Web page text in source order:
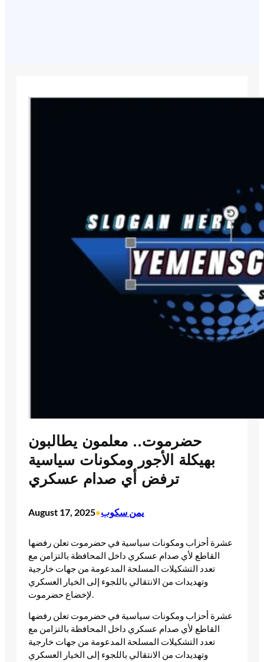
حضرموت.. معلمون يطالبون
بهيكلة الأجور ومكونات سياسية
ترفض أي صدام عسكري
August 17, 2025•يمن سكوب
عشرة أحزاب ومكونات سياسية في حضرموت تعلن رفضها
القاطع لأي صدام عسكري داخل المحافظة بالتزامن مع
تعدد التشكيلات المسلحة المدعومة من جهات خارجية
وتهديدات من الانتقالي باللجوء إلى الخيار العسكري
لإخضاع حضرموت.
​عشرة أحزاب ومكونات سياسية في حضرموت تعلن رفضها
القاطع لأي صدام عسكري داخل المحافظة بالتزامن مع
تعدد التشكيلات المسلحة المدعومة من جهات خارجية
وتهديدات من الانتقالي باللجوء إلى الخيار العسكري